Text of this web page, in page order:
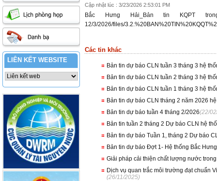
LIÊN KẾT WEBSITE
Cập nhật lúc : 3/23/2026 2:53:01 PM
Bắc Hưng Hải_Bản tin KQPT
12/3/2026/files/
Các tin khác
Bản tin dự báo CLN tuần 3 tháng 3 hệ
Bản tin dự báo CLN tuần 2 tháng 3 hệ
Bản tin dự báo CLN tuần 1 tháng 3 hệ
Bản tin dự báo CLN tháng 2 năm 2026
Bản tin dự báo tuần 4 tháng 2/2026(22/
Bản tin tuần 2 tháng 2 Dự báo CLN hệ
Bản tin dự báo Tuần 1, tháng 2 Dự báo
Bản tin dự báo Đợt 1- Hệ thống Bắc
Giải pháp cải thiện chất lượng nước
Dịch vụ quan trắc môi trường đạt chuẩn
(26/11/2025)